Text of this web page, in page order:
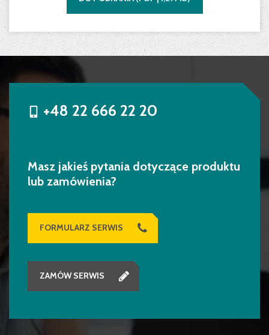
+48 22 666 22 20
Masz jakieś pytania dotyczące produktu
lub zamówienia?
FORMULARZ SERWIS
ZAMÓW SERWIS